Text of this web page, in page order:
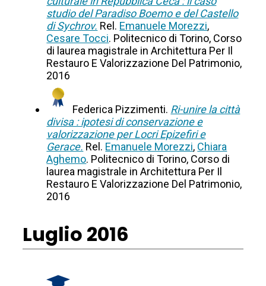
studio del Paradiso Boemo e del Castello
di Sychrov. Rel. Emanuele Morezzi,
Cesare Tocci. Politecnico di Torino, Corso
di laurea magistrale in Architettura Per Il
Restauro E Valorizzazione Del Patrimonio,
2016
Federica Pizzimenti. Ri-unire la città
divisa : ipotesi di conservazione e
valorizzazione per Locri Epizefiri e
Gerace. Rel. Emanuele Morezzi, Chiara
Aghemo. Politecnico di Torino, Corso di
laurea magistrale in Architettura Per Il
Restauro E Valorizzazione Del Patrimonio,
2016
Luglio 2016